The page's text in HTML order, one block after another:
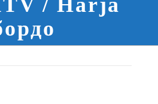
/ Harja